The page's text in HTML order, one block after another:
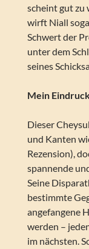
scheint gut zu
wirft Niall
Schwert der
unter dem
seines
Mein
Dieser
und Kanten
Rezension),
spannende
Seine
bestimmte
angefangene
werden –
im nächsten.